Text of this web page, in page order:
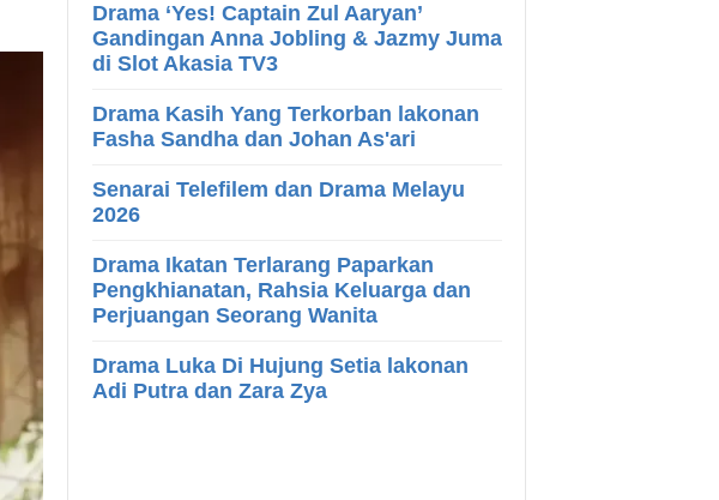
Drama ‘Yes! Captain Zul Aaryan’
Gandingan Anna Jobling & Jazmy Juma
di Slot Akasia TV3
Drama Kasih Yang Terkorban lakonan
Fasha Sandha dan Johan As'ari
Senarai Telefilem dan Drama Melayu
2026
Drama Ikatan Terlarang Paparkan
Pengkhianatan, Rahsia Keluarga dan
Perjuangan Seorang Wanita
Drama Luka Di Hujung Setia lakonan
Adi Putra dan Zara Zya